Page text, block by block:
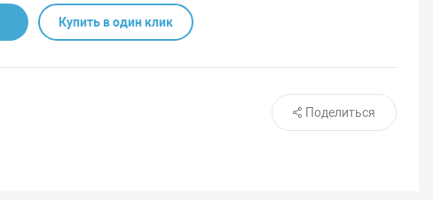
Купить в один клик
Поделиться